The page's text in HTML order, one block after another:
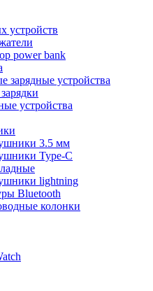
устройств
power bank
зарядные устройства
устройства
3.5 мм
Type-C
lightning
Bluetooth
колонки